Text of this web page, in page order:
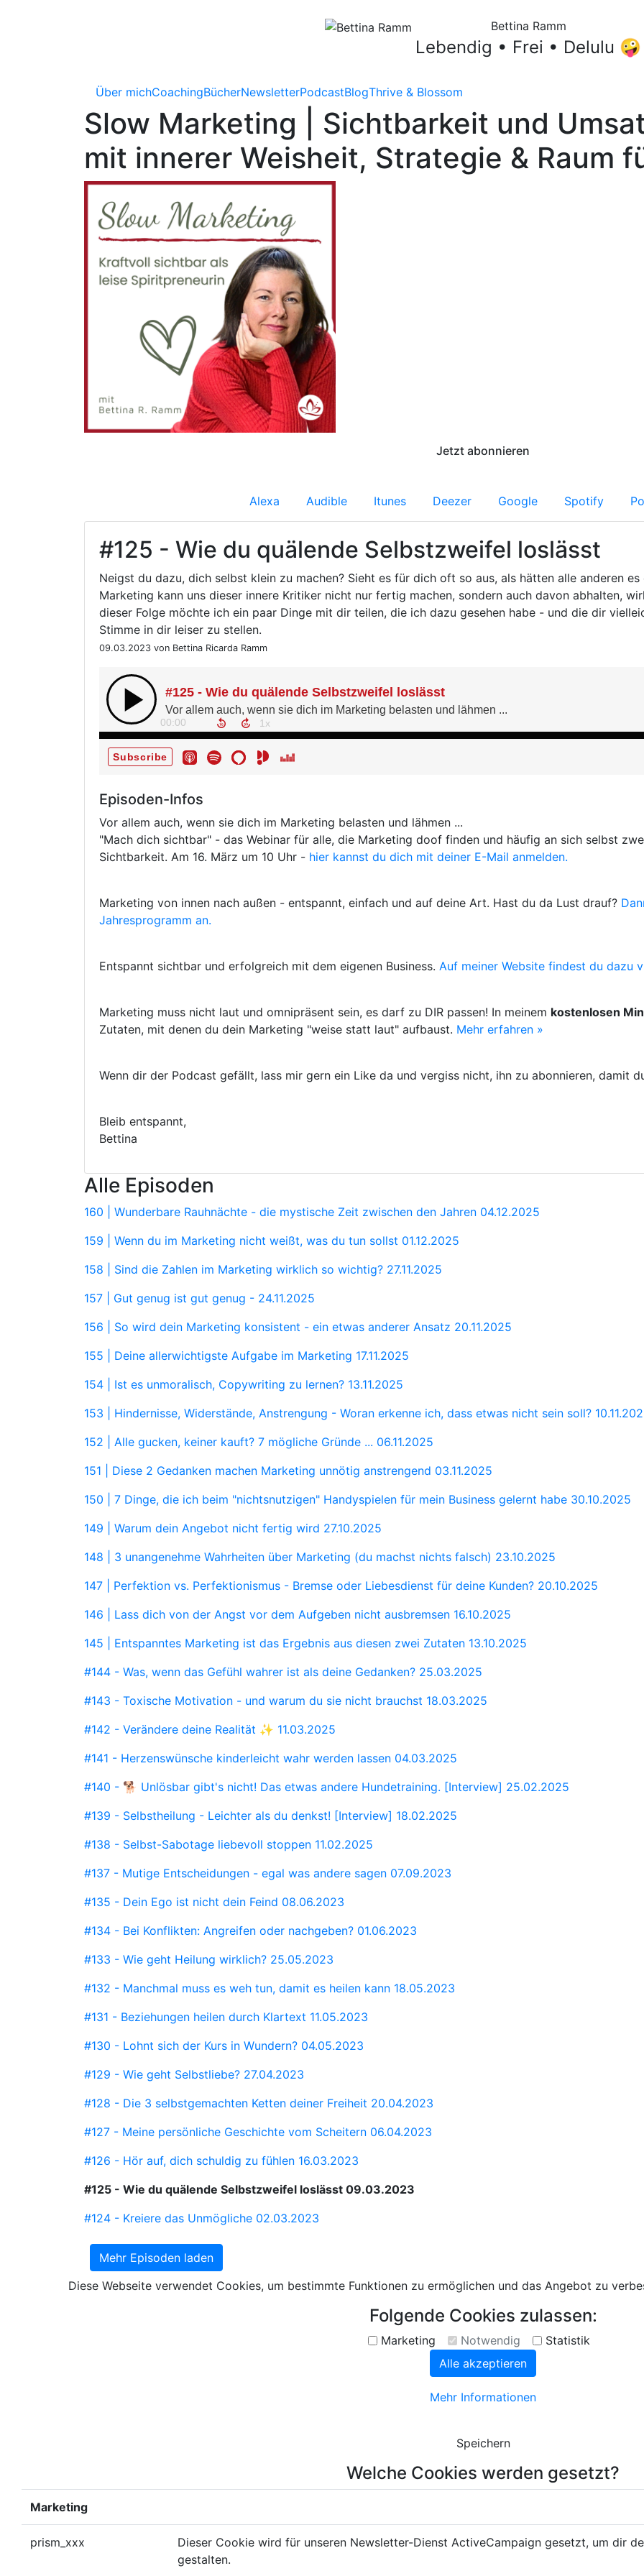
Bettina Ramm
Lebendig • Frei • Delulu 🤪
Über michCoachingBücherNewsletterPodcastBlogThrive & Blossom
Slow Marketing | Sichtbarkeit und
mit innerer Weisheit, Strategie & Raum
Jetzt abonnieren
Alexa Audible Itunes Deezer Google Spotify
#125 - Wie du quälende Selbstzweifel loslässt
Neigst du dazu, dich selbst klein zu machen? Sieht es für dich oft so aus, als hätten alle anderen
Marketing kann uns dieser innere Kritiker nicht nur fertig machen, sondern auch davon abhalten,
dieser Folge möchte ich ein paar Dinge mit dir teilen, die ich dazu gesehen habe - und die dir
Stimme in dir leiser zu stellen.
09.03.2023 von Bettina Ricarda Ramm
Episoden-Infos
Vor allem auch, wenn sie dich im Marketing belasten und lähmen ...
"Mach dich sichtbar" - das Webinar für alle, die Marketing doof finden und häufig an sich selbst
Sichtbarkeit. Am 16. März um 10 Uhr - hier kannst du dich mit deiner E-Mail anmelden.
Marketing von innen nach außen - entspannt, einfach und auf deine Art. Hast du da Lust drauf?
Jahresprogramm an.
Entspannt sichtbar und erfolgreich mit dem eigenen Business. Auf meiner Website findest du dazu
Marketing muss nicht laut und omnipräsent sein, es darf zu DIR passen! In meinem kostenlosen
Zutaten, mit denen du dein Marketing "weise statt laut" aufbaust. Mehr erfahren »
Wenn dir der Podcast gefällt, lass mir gern ein Like da und vergiss nicht, ihn zu abonnieren, damit
Bleib entspannt,
Bettina
Alle Episoden
160 | Wunderbare Rauhnächte - die mystische Zeit zwischen den Jahren 04.12.2025
159 | Wenn du im Marketing nicht weißt, was du tun sollst 01.12.2025
158 | Sind die Zahlen im Marketing wirklich so wichtig? 27.11.2025
157 | Gut genug ist gut genug - 24.11.2025
156 | So wird dein Marketing konsistent - ein etwas anderer Ansatz 20.11.2025
155 | Deine allerwichtigste Aufgabe im Marketing 17.11.2025
154 | Ist es unmoralisch, Copywriting zu lernen? 13.11.2025
153 | Hindernisse, Widerstände, Anstrengung - Woran erkenne ich, dass etwas nicht sein soll?
152 | Alle gucken, keiner kauft? 7 mögliche Gründe ... 06.11.2025
151 | Diese 2 Gedanken machen Marketing unnötig anstrengend 03.11.2025
150 | 7 Dinge, die ich beim "nichtsnutzigen" Handyspielen für mein Business gelernt habe 30.10.2025
149 | Warum dein Angebot nicht fertig wird 27.10.2025
148 | 3 unangenehme Wahrheiten über Marketing (du machst nichts falsch) 23.10.2025
147 | Perfektion vs. Perfektionismus - Bremse oder Liebesdienst für deine Kunden? 20.10.2025
146 | Lass dich von der Angst vor dem Aufgeben nicht ausbremsen 16.10.2025
145 | Entspanntes Marketing ist das Ergebnis aus diesen zwei Zutaten 13.10.2025
#144 - Was, wenn das Gefühl wahrer ist als deine Gedanken? 25.03.2025
#143 - Toxische Motivation - und warum du sie nicht brauchst 18.03.2025
#142 - Verändere deine Realität ✨ 11.03.2025
#141 - Herzenswünsche kinderleicht wahr werden lassen 04.03.2025
#140 - 🐕 Unlösbar gibt's nicht! Das etwas andere Hundetraining. [Interview] 25.02.2025
#139 - Selbstheilung - Leichter als du denkst! [Interview] 18.02.2025
#138 - Selbst-Sabotage liebevoll stoppen 11.02.2025
#137 - Mutige Entscheidungen - egal was andere sagen 07.09.2023
#135 - Dein Ego ist nicht dein Feind 08.06.2023
#134 - Bei Konflikten: Angreifen oder nachgeben? 01.06.2023
#133 - Wie geht Heilung wirklich? 25.05.2023
#132 - Manchmal muss es weh tun, damit es heilen kann 18.05.2023
#131 - Beziehungen heilen durch Klartext 11.05.2023
#130 - Lohnt sich der Kurs in Wundern? 04.05.2023
#129 - Wie geht Selbstliebe? 27.04.2023
#128 - Die 3 selbstgemachten Ketten deiner Freiheit 20.04.2023
#127 - Meine persönliche Geschichte vom Scheitern 06.04.2023
#126 - Hör auf, dich schuldig zu fühlen 16.03.2023
#125 - Wie du quälende Selbstzweifel loslässt 09.03.2023
#124 - Kreiere das Unmögliche 02.03.2023
Mehr Episoden laden
Diese Webseite verwendet Cookies, um bestimmte Funktionen zu ermöglichen und das Angebot zu
Folgende Cookies zulassen:
Marketing Notwendig
Statistik
Alle akzeptieren
Mehr Informationen
Speichern
Welche Cookies werden gesetzt?
Marketing
prism_xxx
Dieser Cookie wird für unseren Newsletter-Dienst ActiveCampaign gesetzt, um dir
gestalten.